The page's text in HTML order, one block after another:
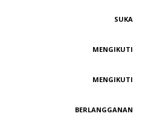
SUKA
MENGIKUTI
MENGIKUTI
BERLANGGANAN